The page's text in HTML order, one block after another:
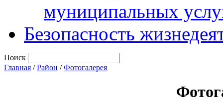
муниципальных
Безопасность
Поиск
Главная /Район /Фотогалерея